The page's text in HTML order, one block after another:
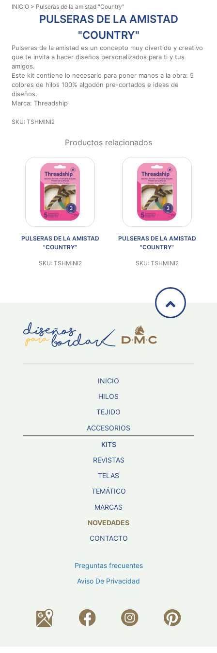
Aviso De
2026
Diseños
Para
Bordar
Distribuidores
INICIO > Pulseras de la amistad "Country"
PULSERAS DE LA AMISTAD
"COUNTRY"
Pulseras de la amistad es un concepto muy divertido y creativo
que te invita a hacer diseños personalizados para ti y tus
amigos.
Este kit contiene lo necesario para poner manos a la obra: 5
colores de hilos 100% algodón pre-cortados e ideas de
diseños.
Marca: Threadship
SKU: TSHMINI2
Productos relacionados
PULSERAS DE LA AMISTAD
"COUNTRY"
SKU: TSHMINI2
PULSERAS DE LA AMISTAD
"COUNTRY"
SKU: TSHMINI2
INICIO
HILOS
TEJIDO
ACCESORIOS
KITS
REVISTAS
TELAS
TEMÁTICO
MARCAS
NOVEDADES
CONTACTO
Preguntas frecuentes
Aviso De Privacidad